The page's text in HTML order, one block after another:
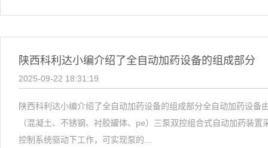
陕西科利达小编介绍了全自动加药设备的组成部分
2025-09-22 18:31:19
陕西科利达小编介绍了全自动加药设备的组成部分全自动加药设
（混凝土、不锈钢、衬胶罐体、pe）三泵双控组合式自动加药装
控制系统驱动下工作，可实现泵的...